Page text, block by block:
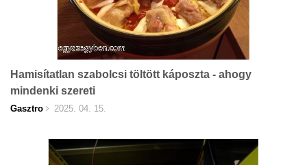
Hamisítatlan szabolcsi töltött káposzta - ahogy
mindenki szereti
Gasztro 2025. 04. 15.